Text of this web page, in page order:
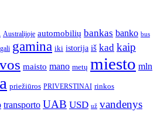
Australijoje automobilių bankas banko bus
gali gamina iki istorija iš kad kaip
maisto mano metų miesto mln
priežiūros PRIVERSTINAI rinkos
transporto UAB USD už vandenys